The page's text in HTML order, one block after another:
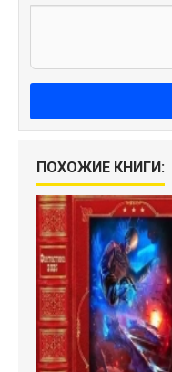
ПОХОЖИЕ КНИГИ: